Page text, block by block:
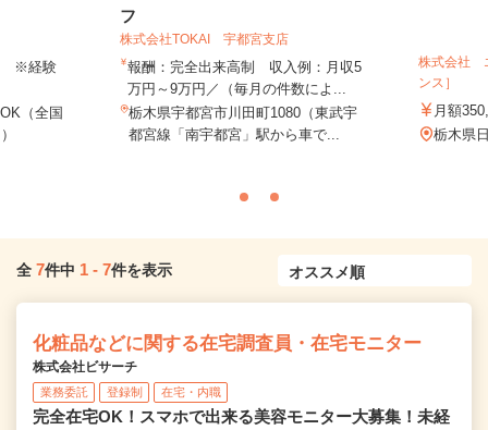
※経験
（全国
フ
株式会社TOKAI 宇都宮支店
報酬：完全出来高制 収入例：月収5
万円～9万円／（毎月の件数によ...
栃木県宇都宮市川田町1080（東武宇
都宮線「南宇都宮」駅から車で...
株式会社
ンス］
月額
栃木県
全 7件中 1 - 7件を表示
化粧品などに関する在宅調査員・在宅モニター
株式会社ビサーチ
業務委託 登録制 在宅・内職
完全在宅OK！スマホで出来る美容モニター大募集！未経